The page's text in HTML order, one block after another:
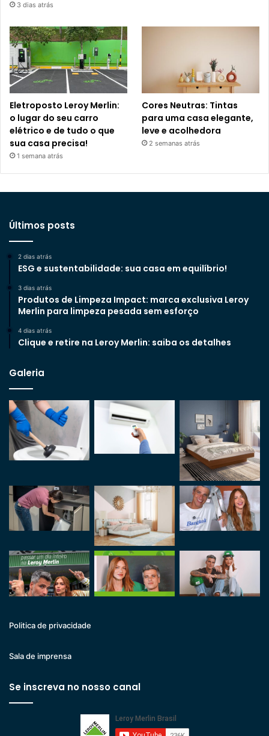
3 dias atrás
Eletroposto Leroy Merlin:
o lugar do seu carro
elétrico e de tudo o que
sua casa precisa!
1 semana atrás
Cores Neutras: Tintas
para uma casa elegante,
leve e acolhedora
2 semanas atrás
Últimos posts
2 dias atrás
ESG e sustentabilidade: sua casa em equilíbrio!
3 dias atrás
Produtos de Limpeza Impact: marca exclusiva Leroy
Merlin para limpeza pesada sem esforço
4 dias atrás
Clique e retire na Leroy Merlin: saiba os detalhes
Galeria
Politica de privacidade
Sala de imprensa
Se inscreva no nosso canal